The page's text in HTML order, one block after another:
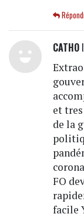
CATHO
et
de la
FO
facile